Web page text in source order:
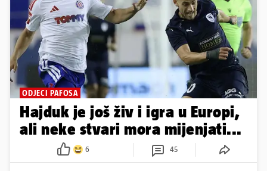
ODJECI PAFOSA
Hajduk je još živ i igra u Europi,
ali neke stvari mora mijenjati...
6 45